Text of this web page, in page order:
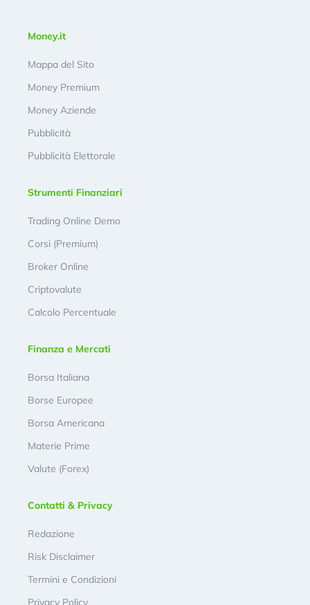
Money.it
Mappa del Sito
Money Premium
Money Aziende
Pubblicità
Pubblicità Elettorale
Strumenti Finanziari
Trading Online Demo
Corsi (Premium)
Broker Online
Criptovalute
Calcolo Percentuale
Finanza e Mercati
Borsa Italiana
Borse Europee
Borsa Americana
Materie Prime
Valute (Forex)
Contatti & Privacy
Redazione
Risk Disclaimer
Termini e Condizioni
Privacy Policy